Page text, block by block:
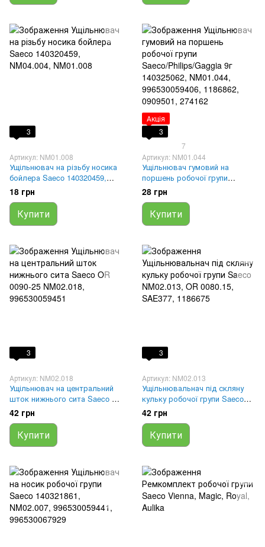
3
Артикул: NM01.008
Ущільнювач на різьбу носика
бойлера Saeco 140320459,
NM04.004, NM01.008
18 грн
Купити
Акція
3
7
Артикул: NM01.044
Ущільнювач гумовий на
поршень робочої групи
Saeco/Philips/Gaggia 9г
140325062, NM01.044,
996530059406, 1186862,
0909501, 274162
28 грн
Купити
3
Артикул: NM02.018
Ущільнювач на центральний
шток нижнього сита Saeco OR
0090-25 NM02.018,
996530059451
42 грн
Купити
3
Артикул: NM02.013
Ущільнювальнач під скляну
кульку робочої групи Saeco
NM02.013, OR 0080.15,
SAE377, 1186675
42 грн
Купити